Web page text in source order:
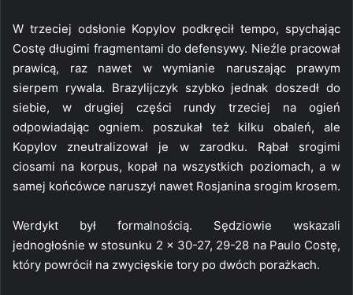
W trzeciej odsłonie Kopylov podkręcił tempo, spychając
Costę długimi fragmentami do defensywy. Nieźle pracował
prawicą, raz nawet w wymianie naruszając prawym
sierpem rywala. Brazylijczyk szybko jednak doszedł do
siebie, w drugiej części rundy trzeciej na ogień
odpowiadając ogniem. poszukał też kilku obaleń, ale
Kopylov zneutralizował je w zarodku. Rąbał srogimi
ciosami na korpus, kopał na wszystkich poziomach, a w
samej końcówce naruszył nawet Rosjanina srogim krosem.
Werdykt był formalnością. Sędziowie wskazali
jednogłośnie w stosunku 2 x 30-27, 29-28 na Paulo Costę,
który powrócił na zwycięskie tory po dwóch porażkach.